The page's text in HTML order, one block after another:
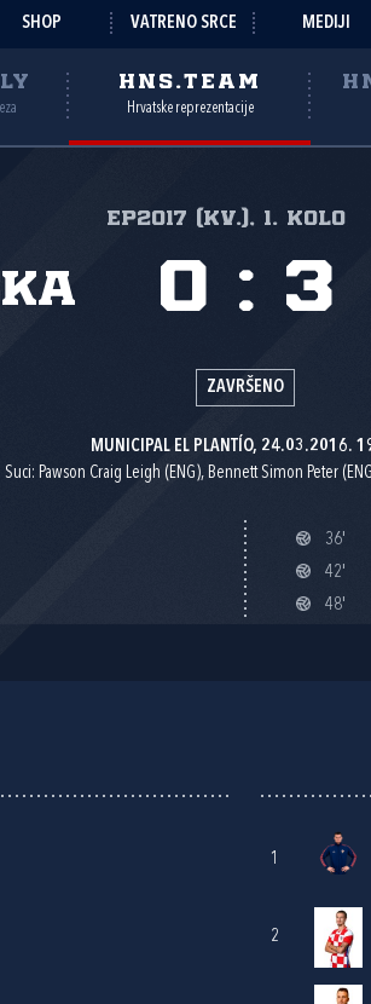
SHOP VATRENO SRCE MEDIJI
HNS.TEAM
Hrvatske reprezentacije
EP2017 (kv.), 1. kolo
0 : 3
ZAVRŠENO
MUNICIPAL EL PLANTÍO, 24.03.2016.
Suci: Pawson Craig Leigh (ENG), Bennett Simon Peter
36'
42'
48'
1
2